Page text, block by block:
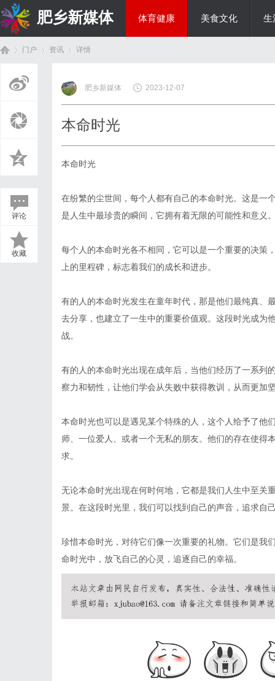
肥乡新媒体 体育健康 美食文化 生
门户 资讯
›
详情
评论
收藏
肥乡新媒体 2023-12-07
本命时光
本命时光
在纷繁的尘世间，每个人都有自己的本命时光。这是一
是人生中最珍贵的瞬间，它拥有着无限的可能性和意义
每个人的本命时光各不相同，它可以是一个重要的决策
上的里程碑，标志着我们的成长和进步。
有的人的本命时光发生在童年时代，那是他们最纯真、
去分享，也建立了一生中的重要价值观。这段时光成为
战。
有的人的本命时光出现在成年后，当他们经历了一系列
察力和韧性，让他们学会从失败中获得教训，从而更加
本命时光也可以是遇见某个特殊的人，这个人给予了他
师、一位爱人、或者一个无私的朋友。他们的存在使得
求。
无论本命时光出现在何时何地，它都是我们人生中至关
景。在这段时光里，我们可以找到自己的声音，追求自
珍惜本命时光，对待它们像一次重要的礼物。它们是我
命时光中，放飞自己的心灵，追逐自己的幸福。